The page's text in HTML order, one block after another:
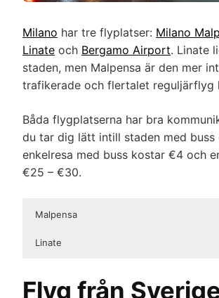
Milano har tre flyplatser: Milano
Linate och Bergamo Airport. Linate
staden, men Malpensa är den mer
trafikerade och flertalet reguljärflyg
Båda flygplatserna har bra
du tar dig lätt intill staden med buss
enkelresa med buss kostar €4 och
€25 – €30.
Malpensa
Linate
Flyg från